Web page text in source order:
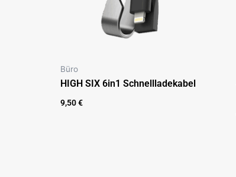
Büro
HIGH SIX 6in1 Schnellladekabel
9,50€